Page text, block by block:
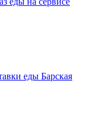
еды Барская